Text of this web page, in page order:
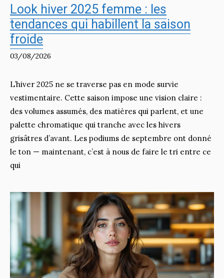
Look hiver 2025 femme : les
tendances qui habillent la saison
froide
03/08/2026
L’hiver 2025 ne se traverse pas en mode survie
vestimentaire. Cette saison impose une vision claire :
des volumes assumés, des matières qui parlent, et une
palette chromatique qui tranche avec les hivers
grisâtres d’avant. Les podiums de septembre ont donné
le ton — maintenant, c’est à nous de faire le tri entre ce
qui